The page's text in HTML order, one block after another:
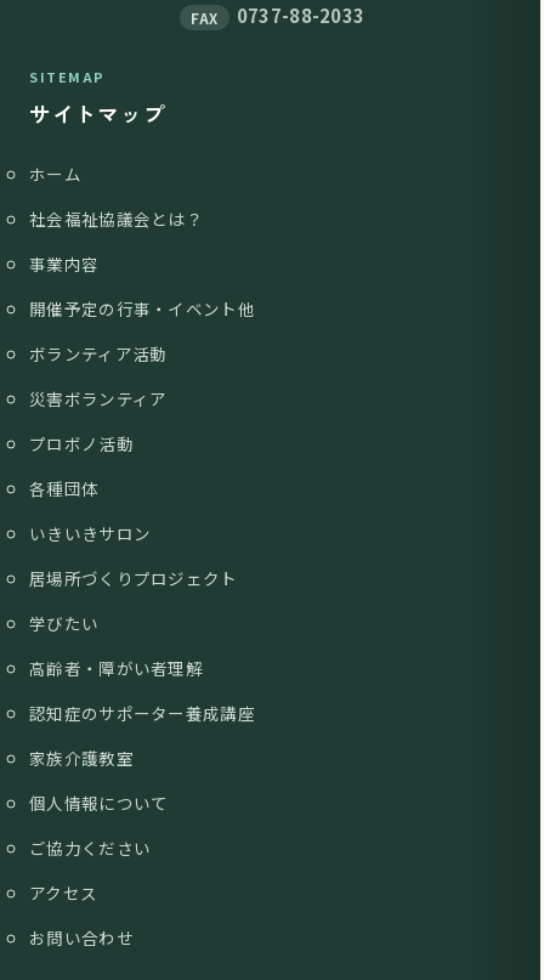
FAX 0737-88-2033
SITEMAP
サイトマップ
ホーム
社会福祉協議会とは？
事業内容
開催予定の行事・イベント他
ボランティア活動
災害ボランティア
プロボノ活動
各種団体
いきいきサロン
居場所づくりプロジェクト
学びたい
高齢者・障がい者理解
認知症のサポーター養成講座
家族介護教室
個人情報について
ご協力ください
アクセス
お問い合わせ